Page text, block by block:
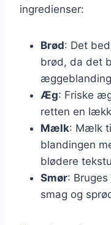
ingredienser:
Brød: Det
brød, da det
Æg: Friske
retten en
Mælk: Mælk
blandingen
blødere
Smør:
smag og